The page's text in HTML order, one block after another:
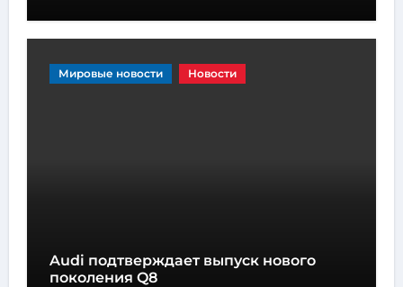
Мировые новости Новости
Audi подтверждает выпуск нового
поколения Q8